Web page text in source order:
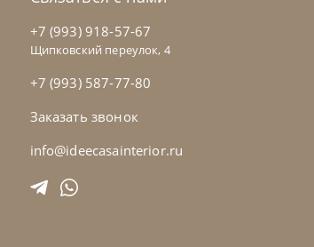
+7 (993) 918-57-67
Щипковский переулок, 4
+7 (993) 587-77-80
Заказать звонок
info@ideecasainterior.ru